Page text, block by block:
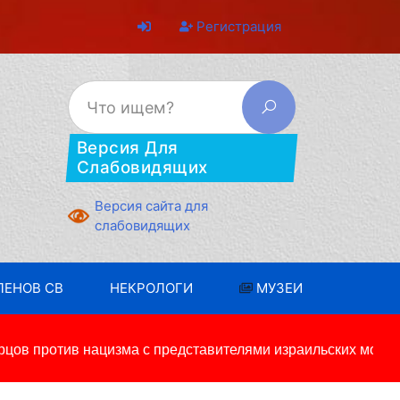
Регистрация
Версия Для
Слабовидящих
Версия сайта для
слабовидящих
СВ НЕКРОЛОГИ МУЗЕИ
нацизма с представителями израильских